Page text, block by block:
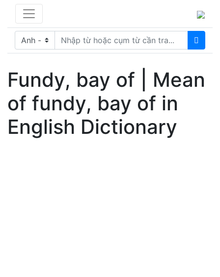
Fundy, bay of | Mean
of fundy, bay of in
English Dictionary